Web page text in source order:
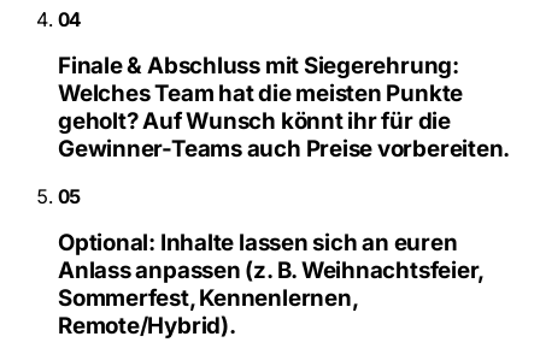
04
Finale & Abschluss mit Siegerehrung:
Welches Team hat die meisten Punkte
geholt? Auf Wunsch könnt ihr für die
Gewinner-Teams auch Preise vorbereiten.
05
Optional: Inhalte lassen sich an euren
Anlass anpassen (z. B. Weihnachtsfeier,
Sommerfest, Kennenlernen,
Remote/Hybrid).